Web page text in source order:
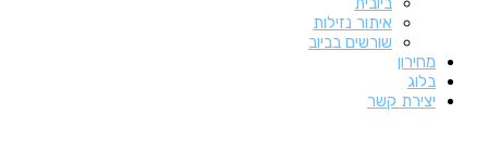
איתור נזילות
שורשים בביוב
מחירון
בלוג
יצירת קשר